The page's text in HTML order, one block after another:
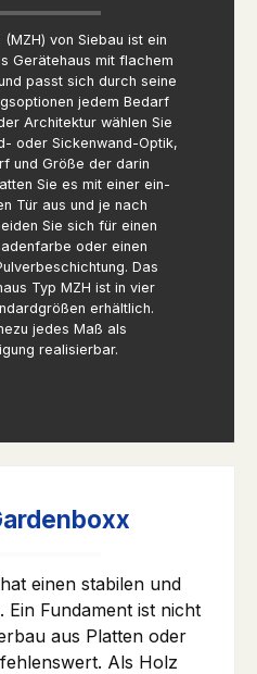
von Siebau ist ein
Gerätehaus mit flachem
passt sich durch seine
jedem Bedarf
Architektur wählen Sie
oder Sickenwand-Optik,
und Größe der darin
Sie es mit einer ein-
Tür aus und je nach
Sie sich für einen
oder einen
Das
Typ MZH ist in vier
erhältlich.
jedes Maß als
realisierbar.
einen stabilen und
Fundament ist nicht
aus Platten oder
Als Holz